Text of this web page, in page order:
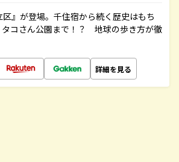
』が登場。千住宿から続く歴史はもち
タコさん公園まで！？ 地球の歩き方が徹
詳細を見る